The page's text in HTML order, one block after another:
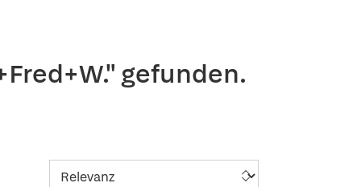
gefunden.